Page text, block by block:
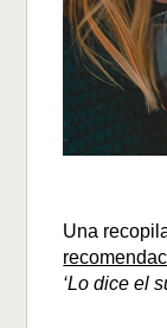
Una
‘Lo dice el